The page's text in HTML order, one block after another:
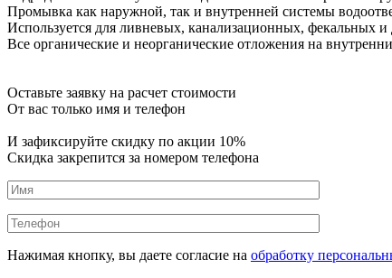
Промывка как наружной, так и внутренней системы
Используется для ливневых, канализационных, фекальных
Все органические и неорганические отложения на
Оставьте заявку на расчет стоимости
От вас только имя и телефон
И зафиксируйте скидку по акции 10%
Скидка закрепится за номером телефона
Нажимая кнопку, вы даете согласие на обработку